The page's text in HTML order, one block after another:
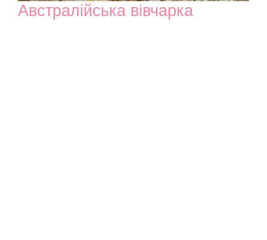
Австралійська вівчарка